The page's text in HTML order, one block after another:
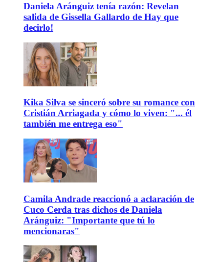
Daniela Aránguiz tenía razón: Revelan
salida de Gissella Gallardo de Hay que
decirlo!
Kika Silva se sinceró sobre su romance con
Cristián Arriagada y cómo lo viven: "... él
también me entrega eso"
Camila Andrade reaccionó a aclaración de
Cuco Cerda tras dichos de Daniela
Aránguiz: "Importante que tú lo
mencionaras"